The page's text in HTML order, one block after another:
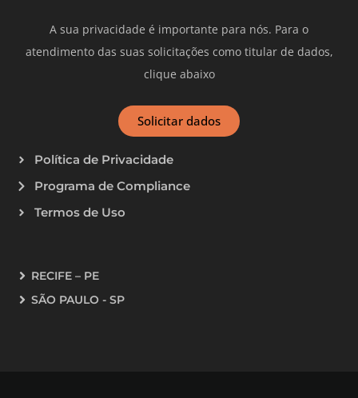
A sua privacidade é importante para nós. Para o
atendimento das suas solicitações como titular de dados,
clique abaixo
Solicitar dados
Política de Privacidade
Programa de Compliance
Termos de Uso
RECIFE – PE
SÃO PAULO - SP